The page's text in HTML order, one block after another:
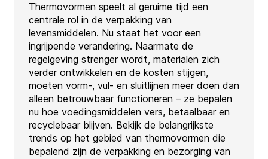
Thermovormen speelt al geruime tijd een
centrale rol in de verpakking van
levensmiddelen. Nu staat het voor een
ingrijpende verandering. Naarmate de
regelgeving strenger wordt, materialen zich
verder ontwikkelen en de kosten stijgen,
moeten vorm-, vul- en sluitlijnen meer doen dan
alleen betrouwbaar functioneren – ze bepalen
nu hoe voedingsmiddelen vers, betaalbaar en
recyclebaar blijven. Bekijk de belangrijkste
trends op het gebied van thermovormen die
bepalend zijn de verpakking en bezorging van